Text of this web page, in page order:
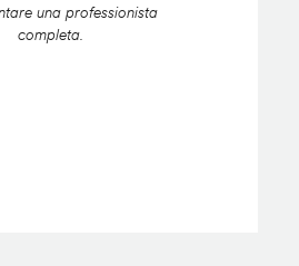
una professionista
completa.